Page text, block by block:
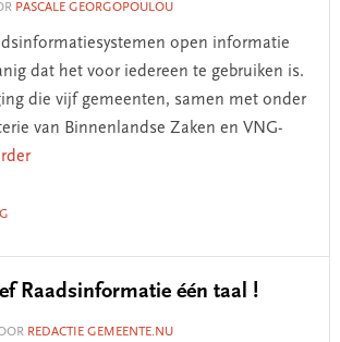
PASCALE GEORGOPOULOU
open informatie
dat het voor iedereen te gebruiken is.
die vijf gemeenten, samen met onder
van Binnenlandse Zaken en VNG-
Raadsinformatie één taal !
REDACTIE GEMEENTE.NU